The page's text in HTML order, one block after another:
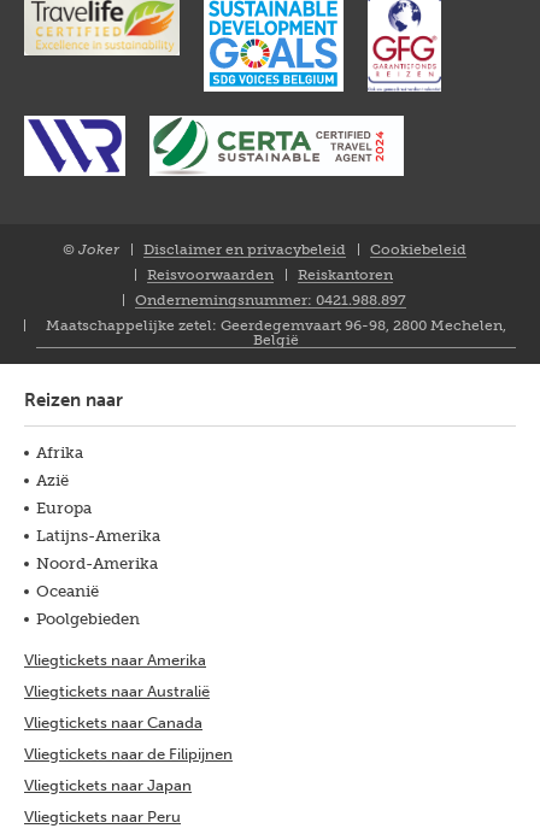
© Joker
Disclaimer en privacybeleid
Cookiebeleid
Reisvoorwaarden
Reiskantoren
Ondernemingsnummer: 0421.988.897
Maatschappelijke zetel: Geerdegemvaart 96-98, 2800 Mechelen,
België
Reizen naar
Afrika
Azië
Europa
Latijns-Amerika
Noord-Amerika
Oceanië
Poolgebieden
Vliegtickets naar Amerika
Vliegtickets naar Australië
Vliegtickets naar Canada
Vliegtickets naar de Filipijnen
Vliegtickets naar Japan
Vliegtickets naar Peru